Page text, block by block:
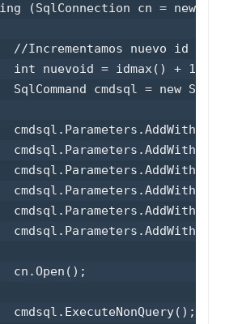
(SqlConnection cn = new
//Incrementamos nuevo id
int nuevoid = idmax() + 1;
SqlCommand cmdsql = new
cn.Open();
cmdsql.ExecuteNonQuery();